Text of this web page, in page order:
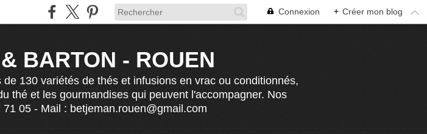
Connexion + Créer mon blog
BARTON - ROUEN
130 variétés de thés et infusions en vrac ou conditionnés,
thé et les gourmandises qui peuvent l'accompagner. Nos
05 - Mail : betjeman.rouen@gmail.com